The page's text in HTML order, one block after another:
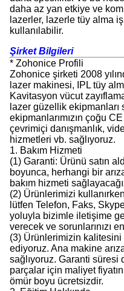
daha az yan etkiye ve
lazerler, lazerle tüy alma
kullanılabilir.
Şirket Bilgileri
* Zohonice Profili
Zohonice şirketi 2008
lazer makinesi, IPL tüy
Kavitasyon vücut
lazer güzellik
ekipmanlarımızın çoğu
çevrimiçi danışmanlık,
hizmetleri vb. sağlıyoruz.
1. Bakım Hizmeti
(1) Garanti: Ürünü satın
boyunca, herhangi bir
bakım hizmeti
(2) Ürünlerimizi
lütfen Telefon, Faks,
yoluyla bizimle iletişime
verecek ve sorunlarınızı
(3) Ürünlerimizin kalitesini
ediyoruz. Ana makine
sağlıyoruz. Garanti süresi
parçalar için maliyet
ömür boyu ücretsizdir.